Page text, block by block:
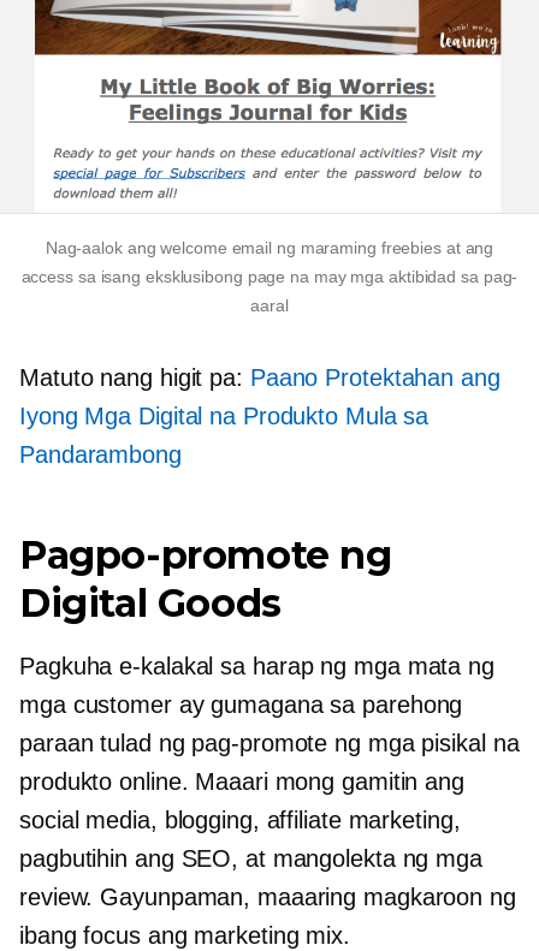
Nag-aalok ang welcome email ng maraming freebies at ang
access sa isang eksklusibong page na may mga aktibidad sa pag-
aaral
Matuto nang higit pa: Paano Protektahan ang
Iyong Mga Digital na Produkto Mula sa
Pandarambong
Pagpo-promote ng
Digital Goods
Pagkuhae-kalakal sa harap ng mga mata ng
mga customer ay gumagana sa parehong
paraan tulad ng pag-promote ng mga pisikal na
produkto online. Maaari mong gamitin ang
social media, blogging, affiliate marketing,
pagbutihin ang SEO, at mangolekta ng mga
review. Gayunpaman, maaaring magkaroon ng
ibang focus ang marketing mix.